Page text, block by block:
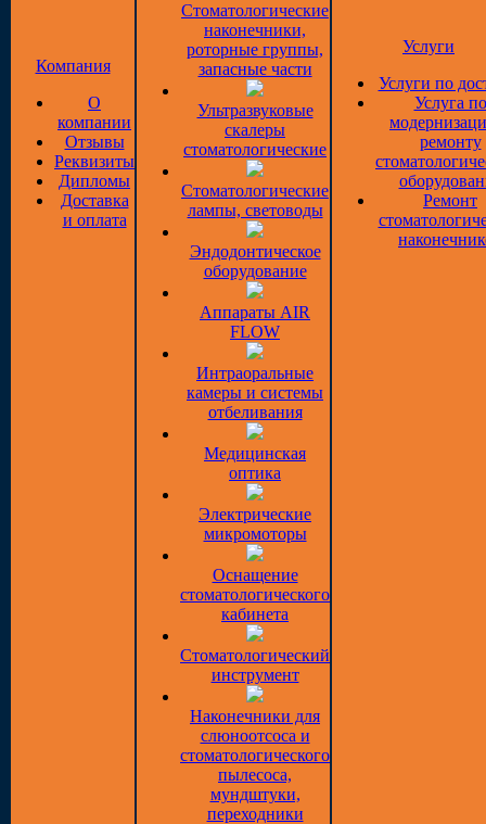
Компания
О
компании
Отзывы
Реквизиты
Дипломы
Доставка
и оплата
Стоматологические
наконечники,
роторные группы,
запасные части
Ультразвуковые
скалеры
стоматологические
Стоматологические
лампы, световоды
Эндодонтическое
оборудование
Аппараты AIR
FLOW
Интраоральные
камеры и системы
отбеливания
Медицинская
оптика
Электрические
микромоторы
Оснащение
стоматологического
кабинета
Стоматологический
инструмент
Наконечники для
слюноотсоса и
стоматологического
пылесоса,
мундштуки,
переходники
Услуги
Услуги по
Услуга по
ремонту
Ремонт